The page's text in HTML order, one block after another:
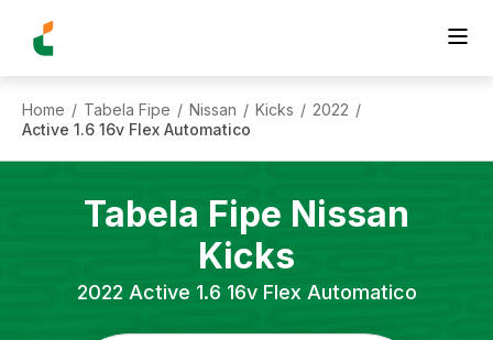
Home / Tabela Fipe / Nissan / Kicks / 2022 /
Active 1.6 16v Flex Automatico
Tabela Fipe Nissan
Kicks
2022 Active 1.6 16v Flex Automatico